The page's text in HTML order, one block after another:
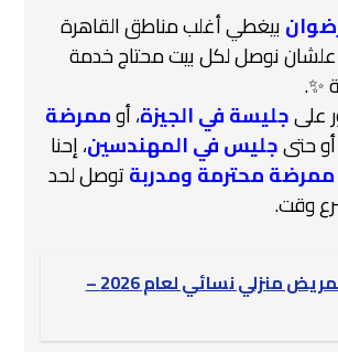
بيغطي أغلب مناطق القاهرة
علشان نوصل لكل بيت محتاج خدمة
✨.
علىجليسة في الجيزة،أوممرضة
أو حتىجليس في المهندسين، إحنا
ممرضة محترمة ومدربةتوصل لحد
وقت.
تمريض منزلي نسائي لعام 2026 –